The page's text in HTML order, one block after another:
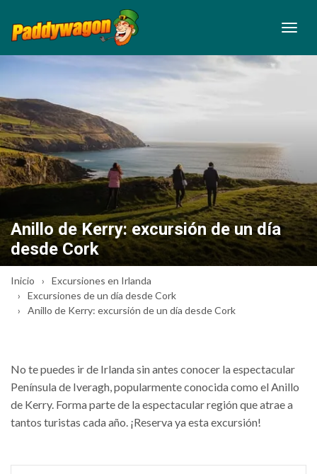
Anillo de Kerry: excursión de un día
desde Cork
Inicio
Excursiones en Irlanda
Excursiones de un día desde Cork
Anillo de Kerry: excursión de un día desde Cork
No te puedes ir de Irlanda sin antes conocer la espectacular
Península de Iveragh, popularmente conocida como el Anillo
de Kerry. Forma parte de la espectacular región que atrae a
tantos turistas cada año. ¡Reserva ya esta excursión!